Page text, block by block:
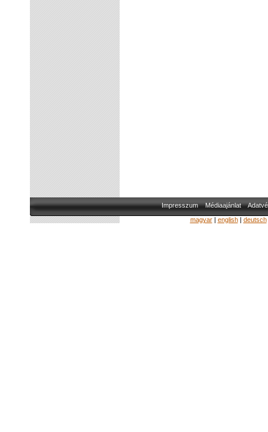
Impresszum Médiaajánlat
magyar| english| deutsch